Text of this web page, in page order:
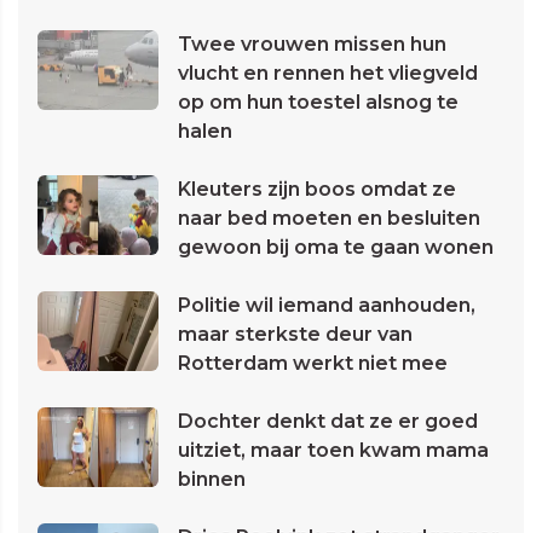
Twee vrouwen missen hun
vlucht en rennen het vliegveld
op om hun toestel alsnog te
halen
Kleuters zijn boos omdat ze
naar bed moeten en besluiten
gewoon bij oma te gaan wonen
Politie wil iemand aanhouden,
maar sterkste deur van
Rotterdam werkt niet mee
Dochter denkt dat ze er goed
uitziet, maar toen kwam mama
binnen